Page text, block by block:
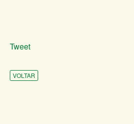
Tweet
VOLTAR